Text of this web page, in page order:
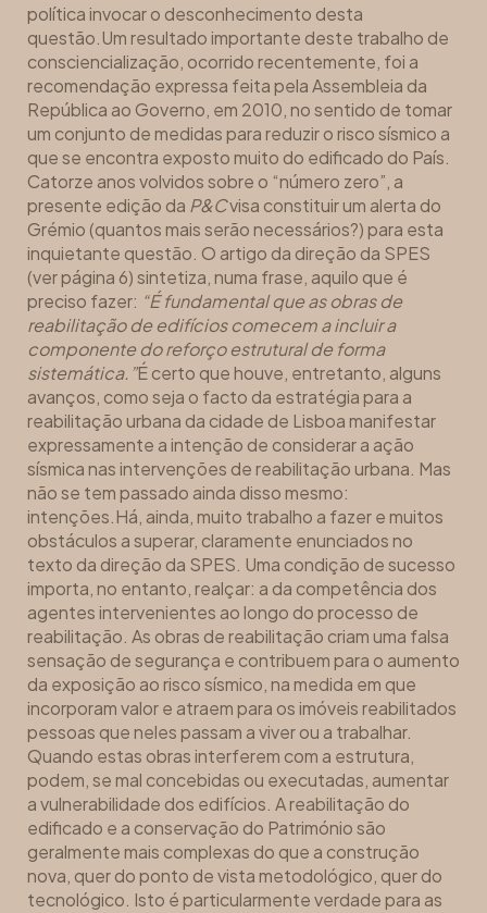
política invocar o desconhecimento desta
questão.Um resultado importante deste trabalho de
consciencialização, ocorrido recentemente, foi a
recomendação expressa feita pela Assembleia da
República ao Governo, em 2010, no sentido de tomar
um conjunto de medidas para reduzir o risco sísmico a
que se encontra exposto muito do edificado do País.
Catorze anos volvidos sobre o “número zero”, a
presente edição da P&Cvisa constituir um alerta do
Grémio (quantos mais serão necessários?) para esta
inquietante questão. O artigo da direção da SPES
(ver página 6) sintetiza, numa frase, aquilo que é
preciso fazer: “É fundamental que as obras de
reabilitação de edifícios comecem a incluir a
componente do reforço estrutural de forma
sistemática.”É certo que houve, entretanto, alguns
avanços, como seja o facto da estratégia para a
reabilitação urbana da cidade de Lisboa manifestar
expressamente a intenção de considerar a ação
sísmica nas intervenções de reabilitação urbana. Mas
não se tem passado ainda disso mesmo:
intenções.Há, ainda, muito trabalho a fazer e muitos
obstáculos a superar, claramente enunciados no
texto da direção da SPES. Uma condição de sucesso
importa, no entanto, realçar: a da competência dos
agentes intervenientes ao longo do processo de
reabilitação. As obras de reabilitação criam uma falsa
sensação de segurança e contribuem para o aumento
da exposição ao risco sísmico, na medida em que
incorporam valor e atraem para os imóveis reabilitados
pessoas que neles passam a viver ou a trabalhar.
Quando estas obras interferem com a estrutura,
podem, se mal concebidas ou executadas, aumentar
a vulnerabilidade dos edifícios. A reabilitação do
edificado e a conservação do Património são
geralmente mais complexas do que a construção
nova, quer do ponto de vista metodológico, quer do
tecnológico. Isto é particularmente verdade para as